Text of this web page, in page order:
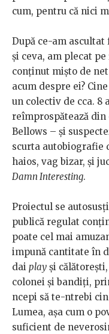
cum, pentru că nici
După ce-am ascultat
și ceva, am plecat
conținut mișto de
acum despre ei?
un colectiv de cca. 8
reîmprospătează din
Bellows – și
scurta autobiografie
haios, vag bizar, și
Damn Interesting.
Proiectul se
publică regulat
poate cel mai
impună cantitate în
dai play și
colonei și bandiți,
ncepi să te-ntrebi
Lumea, așa cum o
suficient de